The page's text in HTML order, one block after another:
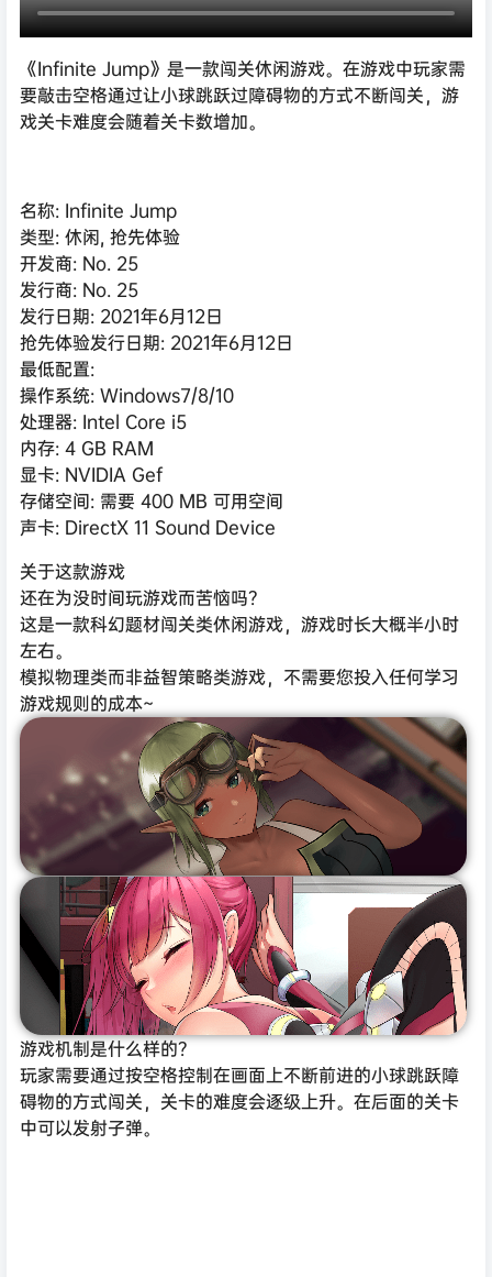
《Infinite Jump》是一款闯关休闲游戏。在游戏中玩家需
要敲击空格通过让小球跳跃过障碍物的方式不断闯关，游
戏关卡难度会随着关卡数增加。
名称: Infinite Jump
类型: 休闲, 抢先体验
开发商: No. 25
发行商: No. 25
发行日期: 2021年6月12日
抢先体验发行日期: 2021年6月12日
最低配置:
操作系统: Windows7/8/10
处理器: Intel Core i5
内存: 4 GB RAM
显卡: NVIDIA Gef
存储空间: 需要 400 MB 可用空间
声卡: DirectX 11 Sound Device
关于这款游戏
还在为没时间玩游戏而苦恼吗？
这是一款科幻题材闯关类休闲游戏，游戏时长大概半小时
左右。
模拟物理类而非益智策略类游戏，不需要您投入任何学习
游戏规则的成本~
游戏机制是什么样的？
玩家需要通过按空格控制在画面上不断前进的小球跳跃障
碍物的方式闯关，关卡的难度会逐级上升。在后面的关卡
中可以发射子弹。